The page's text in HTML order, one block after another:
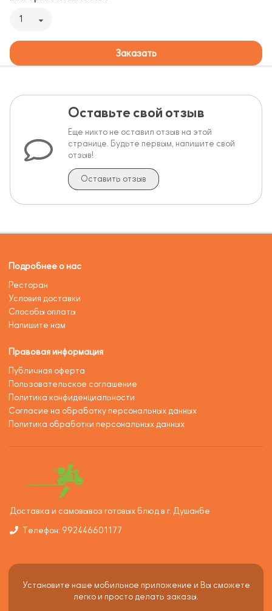
1
Заказать
Оставьте свой отзыв
Еще никто не оставил отзыв на этой
странице. Будьте первым, напишите свой
отзыв!
Оставить отзыв
Подробнее о нас
Ресторан
Условия доставки
Способы оплаты
Напишите нам
Правовая информация
Публичная оферта
Пользовательское соглашение
Политика конфиденциальности
Согласие на обработку персональных данных
Политика обработки персональных данных
Доставка и самовывоз готовых блюд в г. Душанбе
Телефон: 992446601177
Установите наше мобильное приложение и Вы сможете
легко и просто делать заказы.